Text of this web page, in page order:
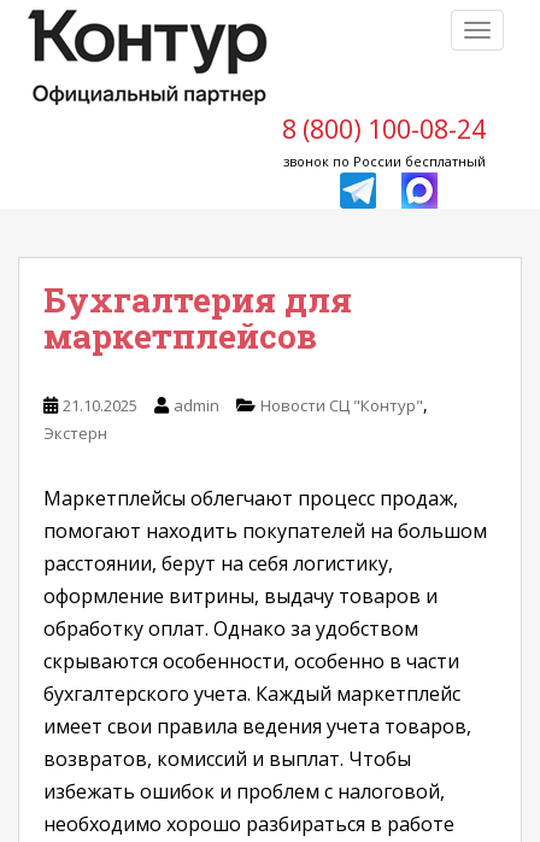
8 (800) 100-08-24
звонок по России бесплатный
Бухгалтерия для
маркетплейсов
21.10.2025 admin Новости СЦ "Контур",
Экстерн
Маркетплейсы облегчают процесс продаж,
помогают находить покупателей на большом
расстоянии, берут на себя логистику,
оформление витрины, выдачу товаров и
обработку оплат. Однако за удобством
скрываются особенности, особенно в части
бухгалтерского учета. Каждый маркетплейс
имеет свои правила ведения учета товаров,
возвратов, комиссий и выплат. Чтобы
избежать ошибок и проблем с налоговой,
необходимо хорошо разбираться в работе